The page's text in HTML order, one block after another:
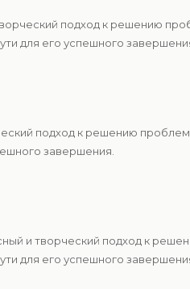
подход к решению
для его успешного
подход к решению
завершения.
и творческий подход к
для его успешного